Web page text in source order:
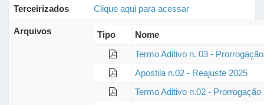
Terceirizados Clique aqui para acessar
Arquivos Tipo
Nome
Termo Aditivo n. 03 -
Apostila n.02 - Reajuste 2025
Termo Aditivo n.02 - Prorrogação